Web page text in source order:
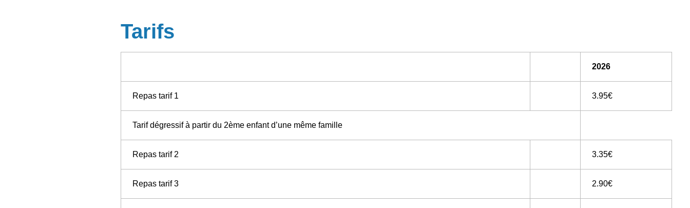
Tarifs
2026
Repas tarif 1 3.95€
Tarif dégressif à partir du 2ème enfant d’une même famille
Repas tarif 2 3.35€
Repas tarif 3 2.90€